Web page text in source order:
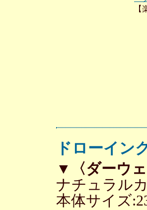
ドローイン
▼〈ダーウ
ナチュラル
本体サイズ